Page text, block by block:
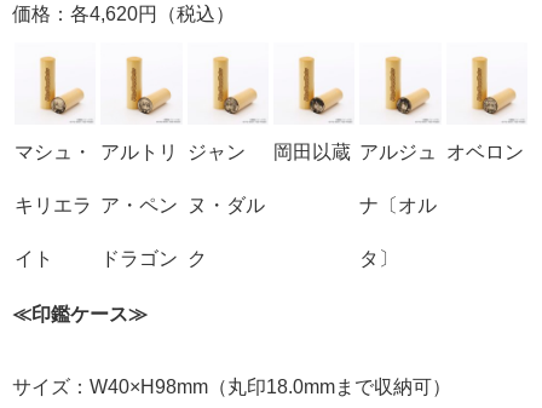
価格：各4,620円（税込）
マシュ・
キリエラ
イト
アルトリ
ア・ペン
ドラゴン
ジャン
ヌ・ダル
ク
岡田以蔵 アルジュ
ナ〔オル
タ〕
オベロン
≪印鑑ケース≫
サイズ：W40×H98mm（丸印18.0mmまで収納可）